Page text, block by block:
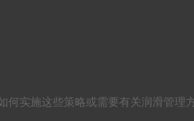
实施这些策略或需要有关润滑管理